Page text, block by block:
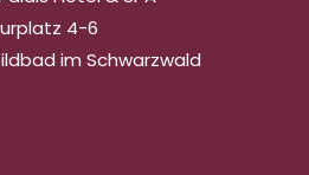
4-6
im Schwarzwald